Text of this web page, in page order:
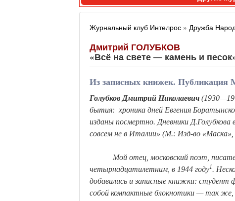
Журнальный клуб Интелрос » Дружба
Дмитрий ГОЛУБКОВ
«Всё на свете — камень и
Из записных книжек. Публикация
Голубков Дмитрий Николаевич
бытия: хроника дней Евгения
изданы посмертно. Дневники Д.Голубкова
совсем не в Италии» (М.: Изд-во «Маска»,
Мой отец, московский поэт,
четырнадцатилетним, в 1944 году1.
добавились и записные книжки:
собой компактные блокнотики — так же,